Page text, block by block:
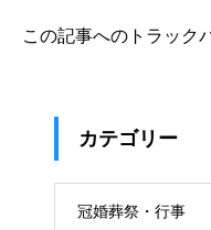
この記事へのトラック
カテゴリー
冠婚葬祭・行事